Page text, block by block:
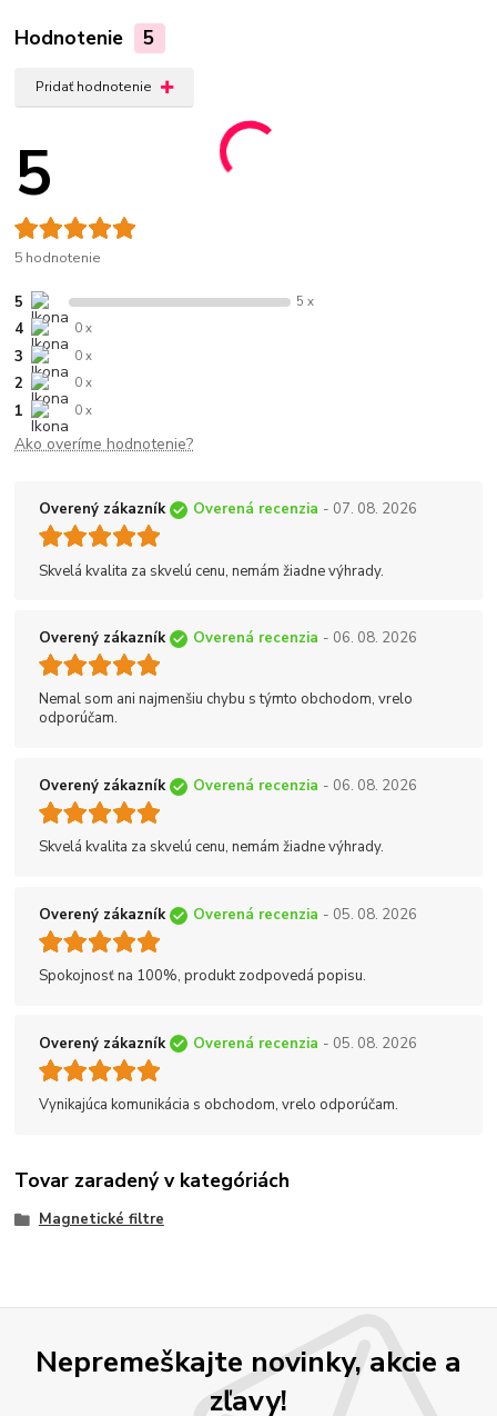
Hodnotenie 5
Pridať hodnotenie
5
5 hodnotenie
5 5 x
4 0 x
3 0 x
2 0 x
1 0 x
Ako overíme hodnotenie?
Overený zákazník Overená recenzia - 07. 08. 2026
Skvelá kvalita za skvelú cenu, nemám žiadne výhrady.
Overený zákazník Overená recenzia - 06. 08. 2026
Nemal som ani najmenšiu chybu s týmto obchodom, vrelo
odporúčam.
Overený zákazník Overená recenzia - 06. 08. 2026
Skvelá kvalita za skvelú cenu, nemám žiadne výhrady.
Overený zákazník Overená recenzia - 05. 08. 2026
Spokojnosť na 100%, produkt zodpovedá popisu.
Overený zákazník Overená recenzia - 05. 08. 2026
Vynikajúca komunikácia s obchodom, vrelo odporúčam.
Tovar zaradený v kategóriách
Magnetické filtre
Nepremeškajte novinky, akcie a
zľavy!